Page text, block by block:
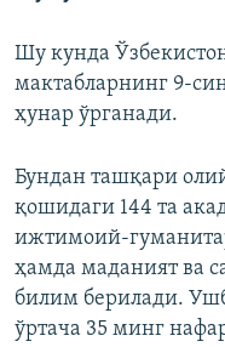
Шу кунда
мактабларнинг 9-
ҳунар ўрганади.
Бундан ташқари
қошидаги 144 та
ижтимоий-
ҳамда маданият ва
билим берилади.
ўртача 35 минг